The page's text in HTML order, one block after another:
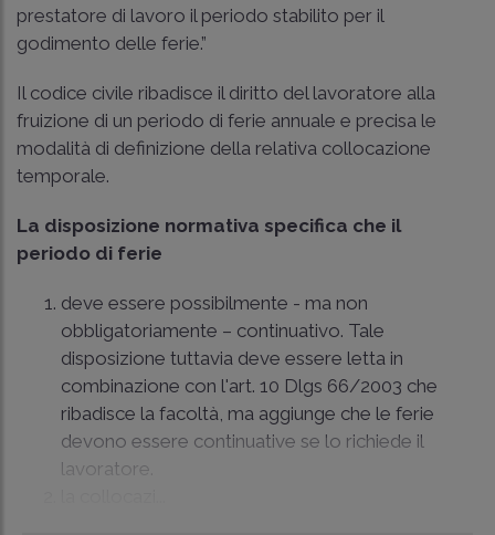
prestatore di lavoro il periodo stabilito per il
godimento delle ferie.”
Il codice civile ribadisce il diritto del lavoratore alla
fruizione di un periodo di ferie annuale e precisa le
modalità di definizione della relativa collocazione
temporale.
La disposizione normativa specifica che il
periodo di ferie
deve essere possibilmente - ma non
obbligatoriamente – continuativo. Tale
disposizione tuttavia deve essere letta in
combinazione con l'art. 10 Dlgs 66/2003 che
ribadisce la facoltà, ma aggiunge che le ferie
devono essere continuative se lo richiede il
lavoratore.